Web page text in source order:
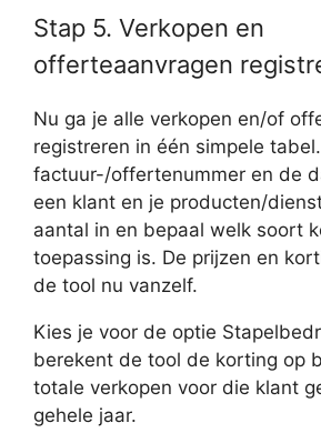
Stap 5. Verkopen en
offerteaanvragen
Nu ga je alle verkopen en/of
registreren in één simpele
factuur-/offertenummer en de
een klant en je producten/
aantal in en bepaal welk soort
toepassing is. De prijzen en
de tool nu vanzelf.
Kies je voor de optie
berekent de tool de korting op
totale verkopen voor die klant
gehele jaar.